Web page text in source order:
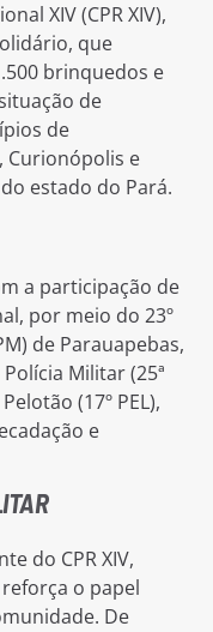
XIV (CPR XIV),
que
brinquedos e
de
de
Curionópolis e
estado do Pará.
a participação de
por meio do 23º
de Parauapebas,
Militar (25ª
(17º PEL),
e
do CPR XIV,
o papel
De